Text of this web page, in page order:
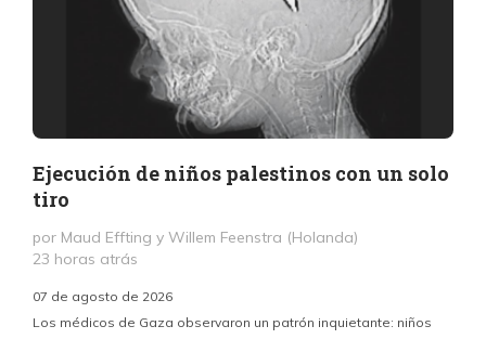
Ejecución de niños palestinos con un solo
tiro
por Maud Effting y Willem Feenstra (Holanda)
23 horas atrás
07 de agosto de 2026
Los médicos de Gaza observaron un patrón inquietante: niños